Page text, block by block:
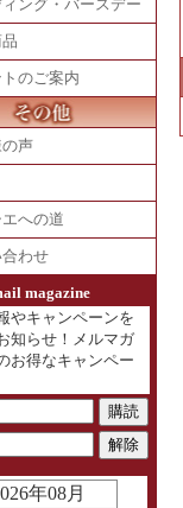
ング・バースデー
のご案内
声
への道
わせ
magazine
やキャンペーンを
知らせ！メルマガ
お得なキャンペー
年08月